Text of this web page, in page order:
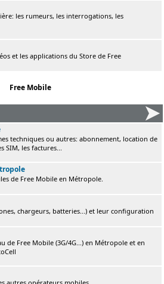
les rumeurs, les interrogations, les
et les applications du Store de Free
Free Mobile
techniques ou autres: abonnement, location de
les factures...
de Free Mobile en Métropole.
chargeurs, batteries...) et leur configuration
de Free Mobile (3G/4G...) en Métropole et en